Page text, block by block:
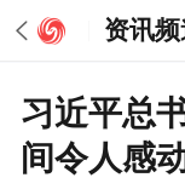
资讯
习近平总
间令人感